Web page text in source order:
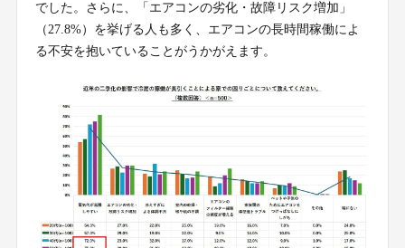
でした。さらに、「エアコンの劣化・故障リスク増加」
（27.8%）を挙げる人も多く、エアコンの長時間稼働によ
る不安を抱いていることがうかがえます。